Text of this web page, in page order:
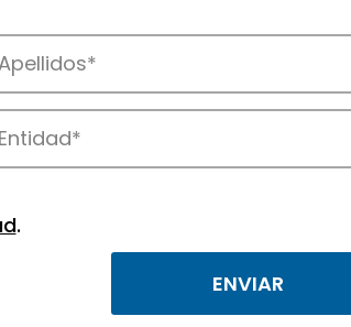
de APTE.
.